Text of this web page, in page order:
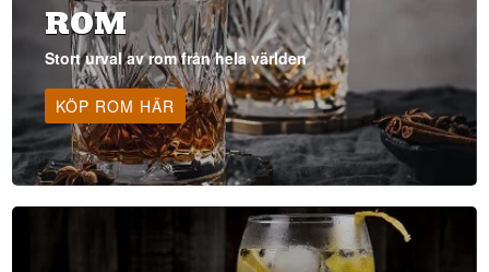
ROM
Stort urval av rom från hela världen
KÖP ROM HÄR